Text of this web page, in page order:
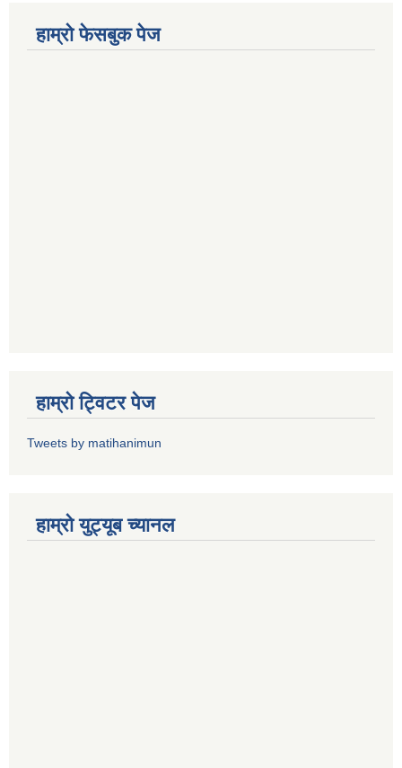
हाम्राे फेसबुक पेज
हाम्राे ट्विटर पेज
Tweets by matihanimun
हाम्रो युट्यूब च्यानल